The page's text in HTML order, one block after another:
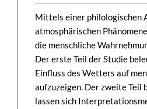
Mittels einer philologischen
atmosphärischen
die menschliche
Der erste Teil der Studie
Einfluss des Wetters auf
aufzuzeigen. Der zweite Teil
lassen sich